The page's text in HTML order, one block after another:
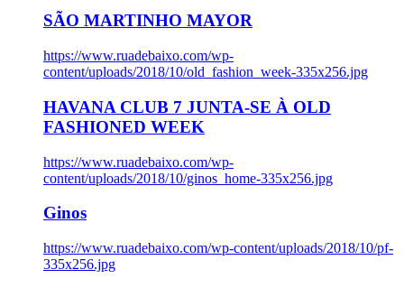
SÃO MARTINHO MAYOR
https://www.ruadebaixo.com/wp-
content/uploads/2018/10/old_fashion_week-335x256.jpg
HAVANA CLUB 7 JUNTA-SE À OLD
FASHIONED WEEK
https://www.ruadebaixo.com/wp-
content/uploads/2018/10/ginos_home-335x256.jpg
Ginos
https://www.ruadebaixo.com/wp-content/uploads/2018/10/pf-
335x256.jpg